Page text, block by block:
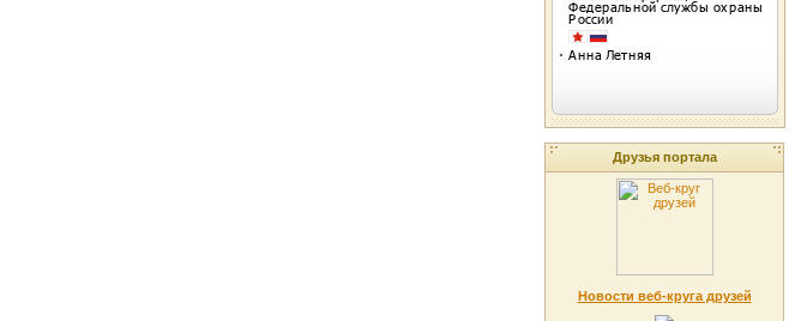
Друзья портала
Новости веб-круга друзей